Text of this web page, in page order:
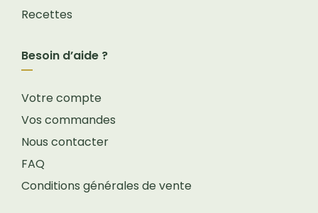
Recettes
Besoin d’aide ?
Votre compte
Vos commandes
Nous contacter
FAQ
Conditions générales de vente